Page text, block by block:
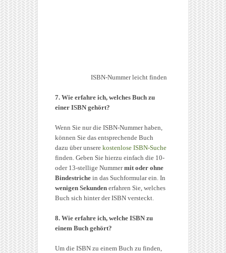
ISBN-Nummer leicht finden
7. Wie erfahre ich, welches Buch zu
einer ISBN gehört?
Wenn Sie nur die ISBN-Nummer haben,
können Sie das entsprechende Buch
dazu über unsere kostenlose ISBN-Suche
finden. Geben Sie hierzu einfach die 10-
oder 13-stellige Nummermit oder ohne
Bindestriche in das Suchformular ein. In
wenigen Sekunden erfahren Sie, welches
Buch sich hinter der ISBN versteckt.
8. Wie erfahre ich, welche ISBN zu
einem Buch gehört?
Um die ISBN zu einem Buch zu finden,